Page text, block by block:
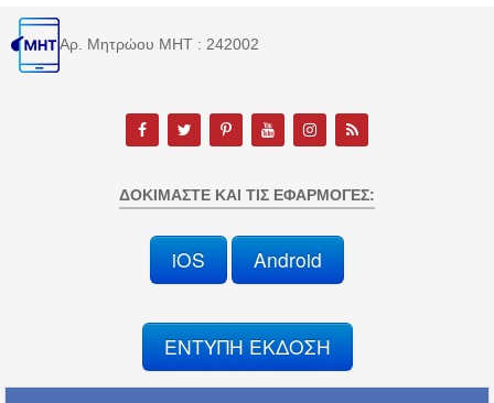
Αρ. Μητρώου MHT : 242002
ΔΟΚΙΜΆΣΤΕ ΚΑΙ ΤΙΣ ΕΦΑΡΜΟΓΈΣ:
iOS Android
ΕΝΤΥΠΗ ΕΚΔΟΣΗ